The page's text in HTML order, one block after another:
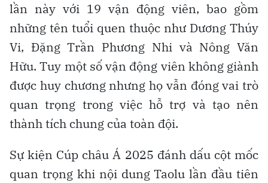
lần này với 19 vận động viên, bao gồm
những tên tuổi quen thuộc như Dương Thúy
Vi, Đặng Trần Phương Nhi và Nông Văn
Hữu. Tuy một số vận động viên không giành
được huy chương nhưng họ vẫn đóng vai trò
quan trọng trong việc hỗ trợ và tạo nên
thành tích chung của toàn đội.
Sự kiện Cúp châu Á 2025 đánh dấu cột mốc
quan trọng khi nội dung Taolu lần đầu tiên